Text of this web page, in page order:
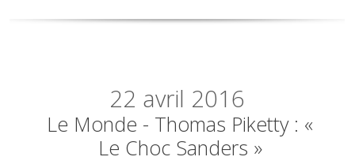
22 avril 2016
Le Monde - Thomas Piketty : «
Le Choc Sanders »